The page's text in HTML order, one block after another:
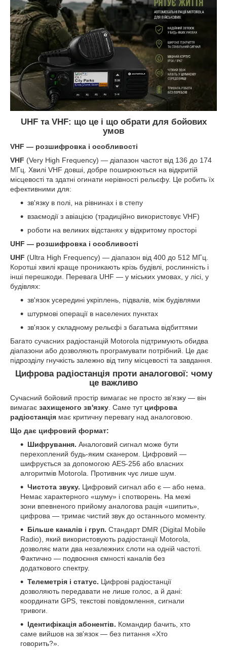
UHF та VHF: що це і що обрати для бойових
умов
VHF — розшифровка і особливості
VHF (Very High Frequency) — діапазон частот від 136 до 174
МГц. Хвилі VHF довші, добре поширюються на відкритій
місцевості та здатні огинати нерівності рельєфу. Це робить їх
ефективними для:
зв'язку в полі, на рівнинах і в степу
взаємодії з авіацією (традиційно використовує VHF)
роботи на великих відстанях у відкритому просторі
UHF — розшифровка і особливості
UHF (Ultra High Frequency) — діапазон від 400 до 512 МГц.
Коротші хвилі краще проникають крізь будівлі, рослинність і
інші перешкоди. Перевага UHF — у міських умовах, у лісі, у
будівлях:
зв'язок усередині укріплень, підвалів, між будівлями
штурмові операції в населених пунктах
зв'язок у складному рельєфі з багатьма відбиттями
Багато сучасних радіостанцій Motorola підтримують обидва
діапазони або дозволяють програмувати потрібний. Це дає
підрозділу гнучкість залежно від типу місцевості та завдання.
Цифрова радіостанція проти аналогової: чому
це важливо
Сучасний бойовий простір вимагає не просто зв'язку — він
вимагає захищеного зв'язку. Саме тут цифрова
радіостанція має критичну перевагу над аналоговою.
Що дає цифровий формат:
Шифрування. Аналоговий сигнал може бути
перехоплений будь-яким сканером. Цифровий —
шифрується за допомогою AES-256 або власних
алгоритмів Motorola. Противник чує лише шум.
Чистота звуку. Цифровий сигнал або є — або нема.
Немає характерного «шуму» і спотворень. На межі
зони впевненого прийому аналогова рація «шипить»,
цифрова — тримає чистий звук до останнього моменту.
Більше каналів і груп. Стандарт DMR (Digital Mobile
Radio), який використовують радіостанції Motorola,
дозволяє мати два незалежних слоти на одній частоті.
Фактично — подвоєння ємності каналів без
додаткового спектру.
Телеметрія і статус. Цифрові радіостанції
дозволяють передавати не лише голос, а й дані:
координати GPS, текстові повідомлення, сигнали
тривоги.
Ідентифікація абонентів. Командир бачить, хто
саме вийшов на зв'язок — без питання «Хто
говорить?».